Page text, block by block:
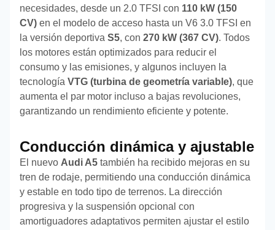
necesidades, desde un 2.0 TFSI con 110 kW (150
CV) en el modelo de acceso hasta un V6 3.0 TFSI en
la versión deportiva S5, con 270 kW (367 CV). Todos
los motores están optimizados para reducir el
consumo y las emisiones, y algunos incluyen la
tecnología VTG (turbina de geometría variable), que
aumenta el par motor incluso a bajas revoluciones,
garantizando un rendimiento eficiente y potente.
Conducción dinámica y ajustable
El nuevo Audi A5 también ha recibido mejoras en su
tren de rodaje, permitiendo una conducción dinámica
y estable en todo tipo de terrenos. La dirección
progresiva y la suspensión opcional con
amortiguadores adaptativos permiten ajustar el estilo